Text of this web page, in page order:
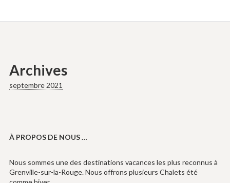
Archives
septembre 2021
À PROPOS DE NOUS …
Nous sommes une des destinations vacances les plus reconnus à
Grenville-sur-la-Rouge. Nous offrons plusieurs Chalets été